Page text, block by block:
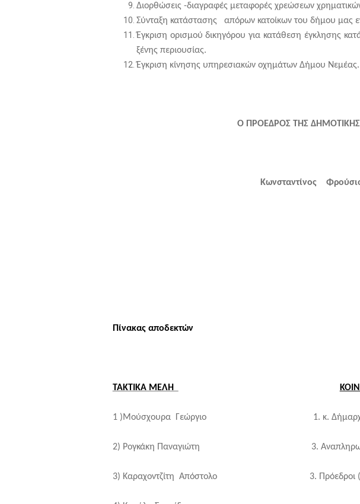
Διορθώσεις -διαγραφές μεταφορές χρεώσεων
Σύνταξη κατάστασης απόρων κατοίκων του δήμου μας
Έγκριση ορισμού δικηγόρου για κατάθεση έγκλησης
ξένης περιουσίας.
Έγκριση κίνησης υπηρεσιακών οχημάτων Δήμου Νεμέας.
Ο ΠΡΟΕΔΡΟΣ ΤΗΣ
Κωνσταντίνος
Πίνακας αποδεκτών
ΤΑΚΤΙΚΑ ΜΕΛΗ
1 )Μούσχουρα Γεώργιο 1. κ.
2) Ρογκάκη Παναγιώτη 3.
3) Καραχοντζίτη Απόστολο 3. Πρόεδροι